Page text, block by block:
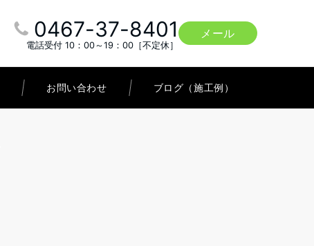
0467-37-8401
電話受付 10：00～19：00［不定休］
メール
お問い合わせ ブログ（施工例）